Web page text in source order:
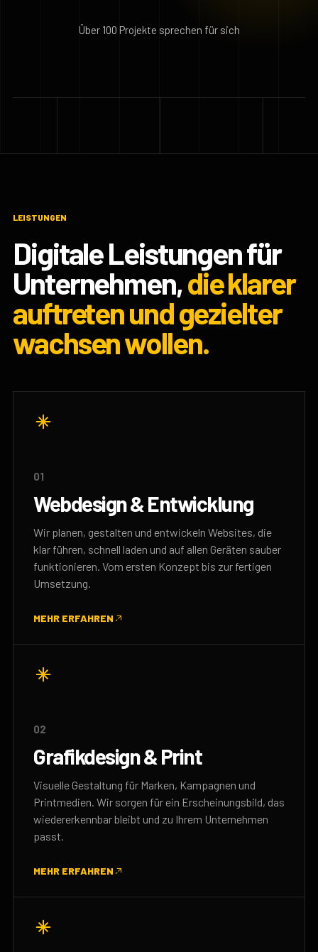
Über 100 Projekte sprechen für sich
LEISTUNGEN
Digitale Leistungen für
Unternehmen,die klarer
auftreten und gezielter
wachsen wollen.
01
Webdesign & Entwicklung
Wir planen, gestalten und entwickeln Websites, die
klar führen, schnell laden und auf allen Geräten sauber
funktionieren. Vom ersten Konzept bis zur fertigen
Umsetzung.
MEHR ERFAHREN
02
Grafikdesign & Print
Visuelle Gestaltung für Marken, Kampagnen und
Printmedien. Wir sorgen für ein Erscheinungsbild, das
wiedererkennbar bleibt und zu Ihrem Unternehmen
passt.
MEHR ERFAHREN